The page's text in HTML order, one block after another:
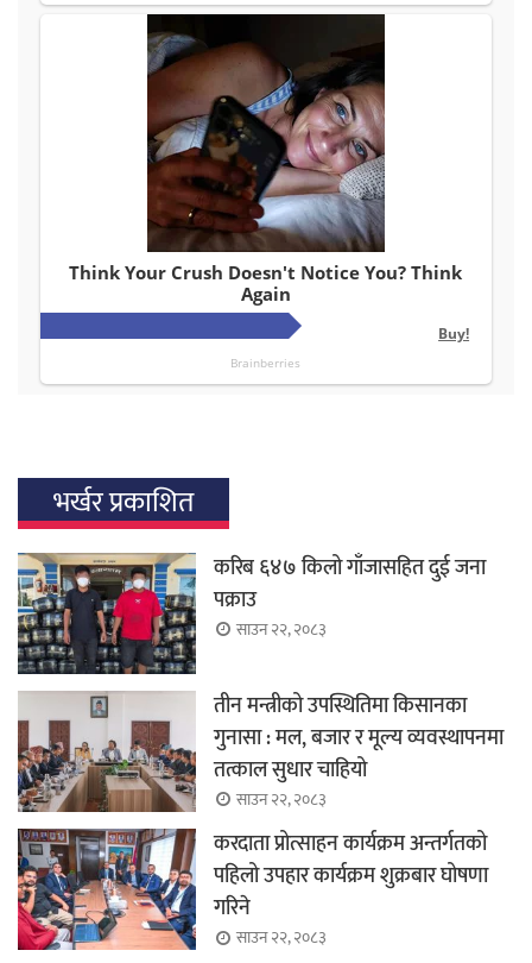
भर्खर प्रकाशित
करिब ६४७ किलो गाँजासहित दुई जना
पक्राउ
साउन २२, २०८३
तीन मन्त्रीको उपस्थितिमा किसानका
गुनासा : मल, बजार र मूल्य व्यवस्थापनमा
तत्काल सुधार चाहियो
साउन २२, २०८३
करदाता प्रोत्साहन कार्यक्रम अन्तर्गतको
पहिलो उपहार कार्यक्रम शुक्रबार घोषणा
गरिने
साउन २२, २०८३